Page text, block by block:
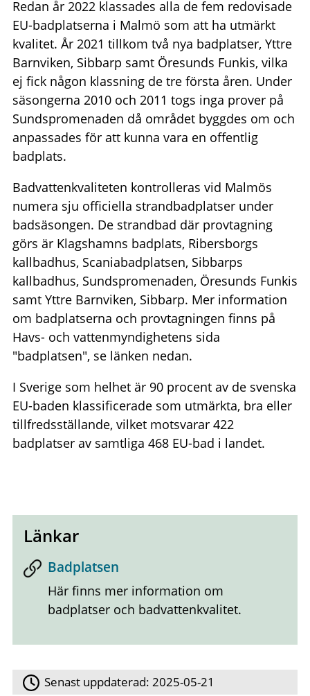
Redan år 2022 klassades alla de fem redovisade
EU-badplatserna i Malmö som att ha utmärkt
kvalitet. År 2021 tillkom två nya badplatser, Yttre
Barnviken, Sibbarp samt Öresunds Funkis, vilka
ej fick någon klassning de tre första åren. Under
säsongerna 2010 och 2011 togs inga prover på
Sundspromenaden då området byggdes om och
anpassades för att kunna vara en offentlig
badplats.
Badvattenkvaliteten kontrolleras vid Malmös
numera sju officiella strandbadplatser under
badsäsongen. De strandbad där provtagning
görs är Klagshamns badplats, Ribersborgs
kallbadhus, Scaniabadplatsen, Sibbarps
kallbadhus, Sundspromenaden, Öresunds Funkis
samt Yttre Barnviken, Sibbarp. Mer information
om badplatserna och provtagningen finns på
Havs- och vattenmyndighetens sida
"badplatsen", se länken nedan.
I Sverige som helhet är 90 procent av de svenska
EU-baden klassificerade som utmärkta, bra eller
tillfredsställande, vilket motsvarar 422
badplatser av samtliga 468 EU-bad i landet.
Länkar
Badplatsen
Här finns mer information om
badplatser och badvattenkvalitet.
Senast uppdaterad:2025-05-21